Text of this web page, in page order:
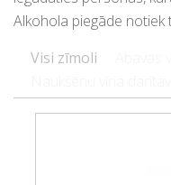
Alkohola piegāde notiek
Visi zīmoli